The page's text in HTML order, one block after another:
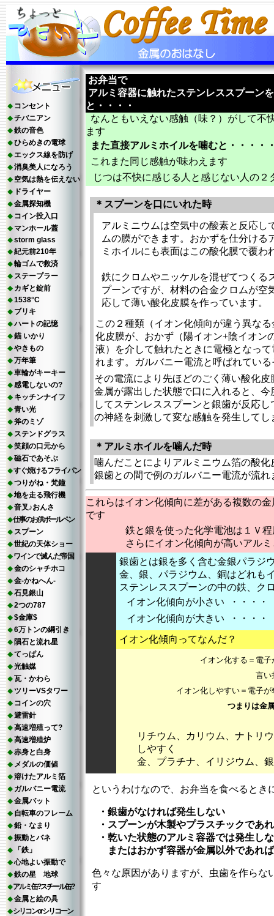
コンセント
チバニアン
鉄の音色
ひらめきの電球
エックス線を防げ
消臭美人になろう
空気は熱を伝えない
ドライヤー
金属探知機
コイン投入口
マンホール蓋
storm glass
紀元前210年
輪ゴムで救済
ステープラー
カギと錠前
1538°C
ブリキ
ハートの記憶
錨 いかり
やきもの
万年筆
車輪がキーキー
感電しないの?
キッチンナイフ
青い光
斧のミゾ
ステンドグラス
笑顔の口元から
磁石であそぶ
すぐ焼けるフライパン
つりがね・梵鐘
地を走る飛行機
音叉♪おんさ
仕事のお供ボールペン
スプーン
世紀の天体ショー
ワインで滅んだ帝国
金のシャチホコ
金-かねへん-
石見銀山
2つの787
$金庫$
6万トンの綱引き
隕石と流れ星
てっぱん
光触媒
瓦・かわら
ツリーVSタワー
コインの穴
避雷針
高速増殖って?
高速増殖炉
赤身と白身
メダルの価値
溶けたアルミ箔
ガルバニー電流
金属バット
自転車のフレーム
鉛・なまり
振動とバネ
「鉄」
心地よい振動で
鉄の星 地球
アルミ缶?スチール缶?
金属と絵の具
シリコンorシリコーン
お弁当で
アルミ容器に触れたステンレススプーン
と・・・・
なんともいえない感触（味？）がして不
ます
また直接アルミホイルを噛むと・・・・
これまた同じ感触が味わえます
じつは不快に感じる人と感じない人の２
＊スプーンを口にいれた時
アルミニウムは空気中の酸素と反応し
ムの膜ができます。おかずを仕分け
ミホイルにも表面はこの酸化膜で覆わ
鉄にクロムやニッケルを混ぜてつくる
プーンですが、材料の合金クロムが空
応して薄い酸化皮膜を作っています。
この２種類（イオン化傾向が違う異な
化皮膜が、おかず（陽イオン+陰イオン
液）を介して触れたときに電極となっ
れます。ガルバニー電流と呼ばれてい
その電流により先ほどのごく薄い酸化
金属が露出した状態で口に入れると、
してステンレススプーンと銀歯が反応
の神経を刺激して変な感触を発生してし
＊アルミホイルを噛んだ時
噛んだことによりアルミニウム箔の酸化
銀歯との間で例のガルバニー電流が流れ
これらはイオン化傾向に差がある複数の
です
鉄と銀を使った化学電池は１Ｖ
さらにイオン化傾向が高いアル
銀歯とは銀を多く含む金銀パラジ
金、銀、パラジウム、銅はどれも
ステンレススプーンの中の鉄、ク
イオン化傾向が小さい
・・・・
イオン化傾向が大きい
・・・・
イオン化傾向ってなんだ？
イオン化する＝電
言い
イオン化しやすい＝電子
つまりは金
リチウム、カリウム、ナトリ
しやすく
金、プラチナ、イリジウム、
というわけなので、お弁当を食べるとき
・ 銀歯がなければ発生しない
・ スプーンが木製やプラスチックであ
・ 乾いた状態のアルミ容器では発生し
またはおかず容器が金属以外であれ
色々な原因がありますが、虫歯を作らな
す